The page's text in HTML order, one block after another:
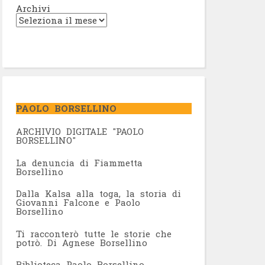
Archivi
PAOLO BORSELLINO
ARCHIVIO DIGITALE "PAOLO
BORSELLINO"
La denuncia di Fiammetta
Borsellino
Dalla Kalsa alla toga, la storia di
Giovanni Falcone e Paolo
Borsellino
Ti racconterò tutte le storie che
potrò. Di Agnese Borsellino